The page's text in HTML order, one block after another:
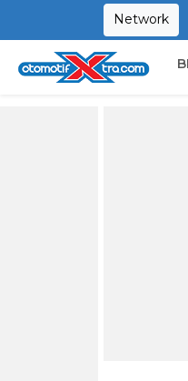
Network